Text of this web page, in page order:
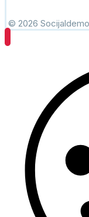
© 2026